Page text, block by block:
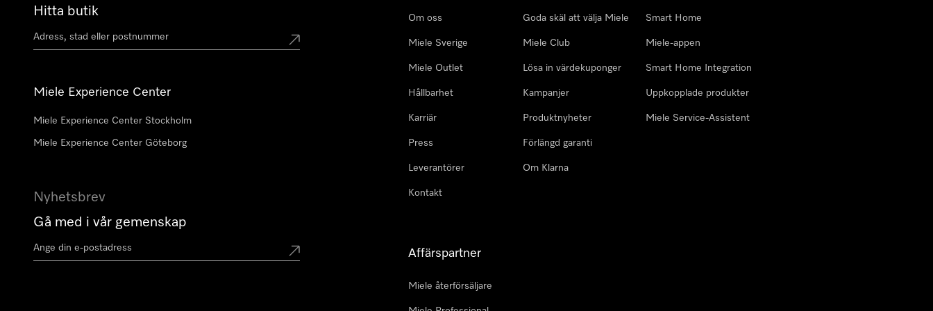
Hitta butik
Miele Experience Center
Miele Experience Center Stockholm
Miele Experience Center Göteborg
Nyhetsbrev
Gå med i vår gemenskap
Om oss
Miele Sverige
Miele Outlet
Hållbarhet
Karriär
Press
Leverantörer
Kontakt
Goda skäl att välja Miele
Miele Club
Lösa in värdekuponger
Kampanjer
Produktnyheter
Förlängd garanti
Om Klarna
Smart Home
Miele-appen
Smart Home Integration
Uppkopplade produkter
Miele Service-Assistent
Affärspartner
Miele återförsäljare